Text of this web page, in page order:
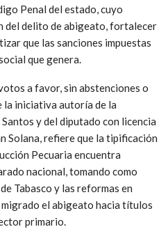
Penal del estado, cuyo
del delito de abigeato, fortalecer
que las sanciones impuestas
que genera.
a favor, sin abstenciones o
la iniciativa autoría de la
y del diputado con licencia
Solana, refiere que la tipificación
Pecuaria encuentra
nacional, tomando como
Tabasco y las reformas en
migrado el abigeato hacia títulos
primario.